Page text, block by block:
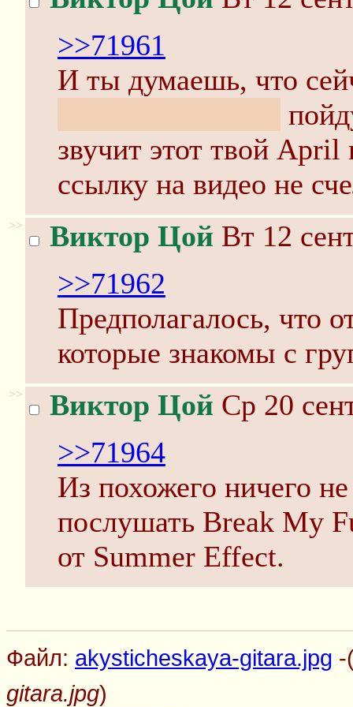
>>71961
И ты думаешь, что
звучит этот твой
ссылку на видео не
>> Виктор Цой Вт 12
>>71962
Предполагалось, что
которые знакомы с
>> Виктор Цой Ср 20
>>71964
Из похожего ничего
послушать Break My
от Summer Effect.
Файл: akysticheskaya-gitara.jpg -
gitara.jpg)